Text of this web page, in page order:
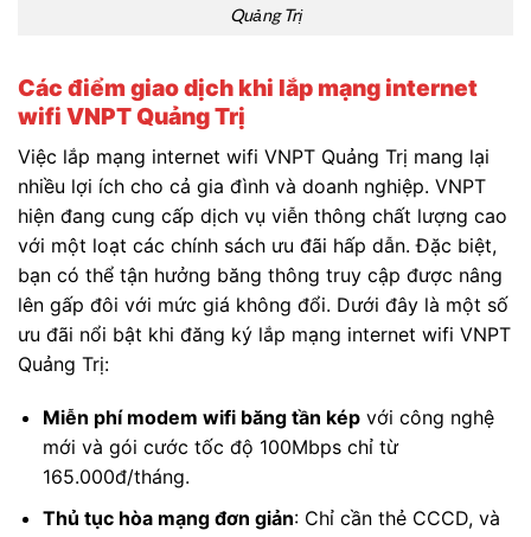
Quảng Trị
Các điểm giao dịch khi lắp mạng internet
wifi VNPT Quảng Trị
Việc lắp mạng internet wifi VNPT Quảng Trị mang lại
nhiều lợi ích cho cả gia đình và doanh nghiệp. VNPT
hiện đang cung cấp dịch vụ viễn thông chất lượng cao
với một loạt các chính sách ưu đãi hấp dẫn. Đặc biệt,
bạn có thể tận hưởng băng thông truy cập được nâng
lên gấp đôi với mức giá không đổi. Dưới đây là một số
ưu đãi nổi bật khi đăng ký lắp mạng internet wifi VNPT
Quảng Trị:
Miễn phí modem wifi băng tần képvới công nghệ
mới và gói cước tốc độ 100Mbps chỉ từ
165.000đ/tháng.
Thủ tục hòa mạng đơn giản: Chỉ cần thẻ CCCD, và